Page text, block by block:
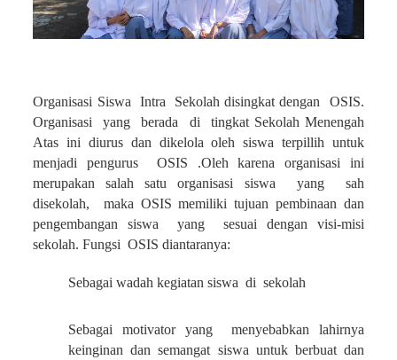
Organisasi Siswa Intra Sekolah disingkat dengan OSIS.
Organisasi yang berada di tingkat Sekolah Menengah
Atas ini diurus dan dikelola oleh siswa terpillih untuk
menjadi pengurus OSIS .Oleh karena organisasi ini
merupakan salah satu organisasi siswa yang sah
disekolah, maka OSIS memiliki tujuan pembinaan dan
pengembangan siswa yang sesuai dengan visi-misi
sekolah. Fungsi OSIS diantaranya:
Sebagai wadah kegiatan siswa di sekolah
Sebagai motivator yang menyebabkan lahirnya
keinginan dan semangat siswa untuk berbuat dan